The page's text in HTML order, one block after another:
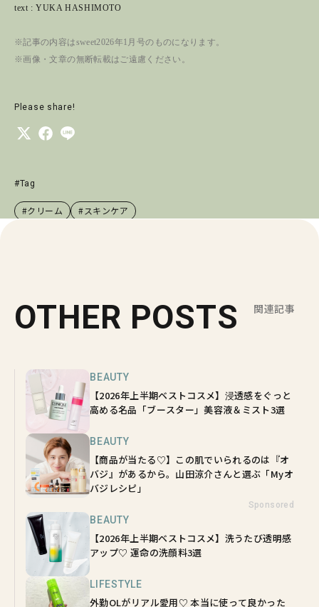
text : YUKA HASHIMOTO
※記事の内容はsweet2026年1月号のものになります。
※画像・文章の無断転載はご遠慮ください。
Please share!
#Tag
#クリーム #スキンケア
OTHER POSTS 関連記事
BEAUTY
【2026年上半期ベストコスメ】浸透感をぐっと
高める名品「ブースター」美容液＆ミスト3選
BEAUTY
【商品が当たる♡】この肌でいられるのは『オ
バジ』があるから。山田涼介さんと選ぶ「Myオ
バジレシピ」
Sponsored
BEAUTY
【2026年上半期ベストコスメ】洗うたび透明感
アップ♡ 運命の洗顔料3選
LIFESTYLE
外勤OLがリアル愛用♡ 本当に使って良かった